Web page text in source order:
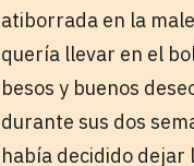
atiborrada en la
quería llevar en el
besos y buenos
durante sus dos
había decidido dejar